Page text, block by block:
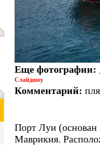
Еще фотографии:
Слайдшоу
Комментарий:
Порт Луи (основан
Маврикия.